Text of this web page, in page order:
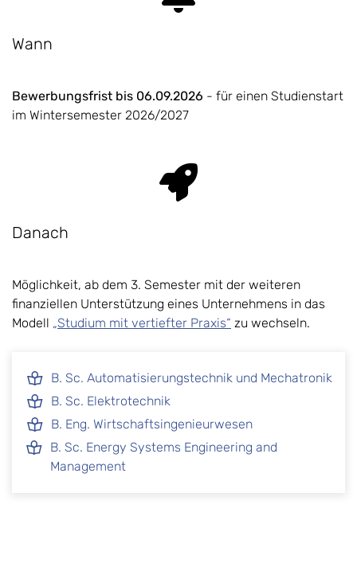
Wann
Bewerbungsfrist bis 06.09.2026 - für einen Studienstart
im Wintersemester 2026/2027
Danach
Möglichkeit, ab dem 3. Semester mit der weiteren
finanziellen Unterstützung eines Unternehmens in das
Modell „Studium mit vertiefter Praxis“ zu wechseln.
B. Sc. Automatisierungstechnik und Mechatronik
B. Sc. Elektrotechnik
B. Eng. Wirtschaftsingenieurwesen
B. Sc. Energy Systems Engineering and
Management